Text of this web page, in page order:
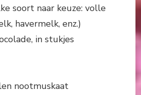
soort naar keuze: volle
havermelk, enz.)
in stukjes
nootmuskaat